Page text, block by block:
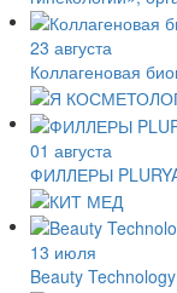
23 августа
Коллагеновая
01 августа
ФИЛЛЕРЫ
13 июля
Beauty